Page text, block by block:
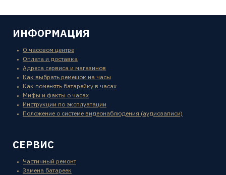
ИНФОРМАЦИЯ
О часовом центре
Оплата и доставка
Адреса сервиса и магазинов
Как выбрать ремешок на часы
Как поменять батарейку в часах
Мифы и факты о часах
Инструкции по эксплуатации
Положение о системе видеонаблюдения (аудиозаписи)
СЕРВИС
Частичный ремонт
Замена батареек